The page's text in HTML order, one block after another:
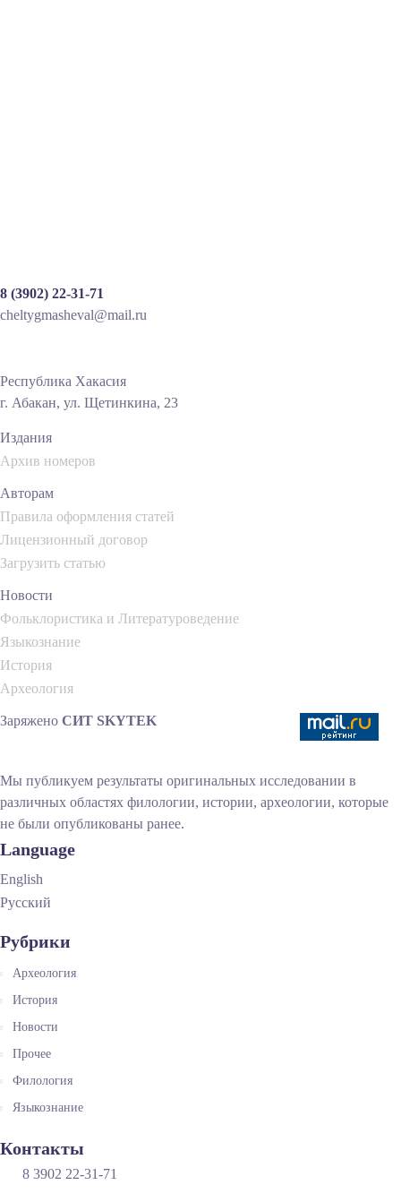
8 (3902) 22-31-71
cheltygmasheval@mail.ru
Республика Хакасия
г. Абакан, ул. Щетинкина, 23
Издания
Архив номеров
Авторам
Правила оформления статей
Лицензионный договор
Загрузить статью
Новости
Фольклористика и Литературоведение
Языкознание
История
Археология
Заряжено СИТ SKYTEK
Мы публикуем результаты оригинальных исследовании в
различных областях филологии, истории, археологии, которые
не были опубликованы ранее.
Language
English
Русский
Рубрики
Археология
История
Новости
Прочее
Филология
Языкознание
Контакты
8 3902 22-31-71